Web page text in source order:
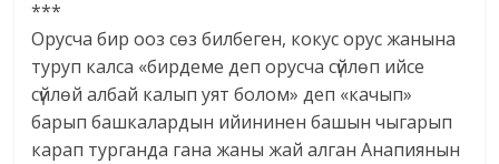
***
Орусча бир ооз сөз билбеген, кокус орус жанына
туруп калса «бирдеме деп орусча сүйлөп ийсе
сүйлөй албай калып уят болом» деп «качып»
барып башкалардын ийининен башын чыгарып
карап турганда гана жаны жай алган Анапиянын